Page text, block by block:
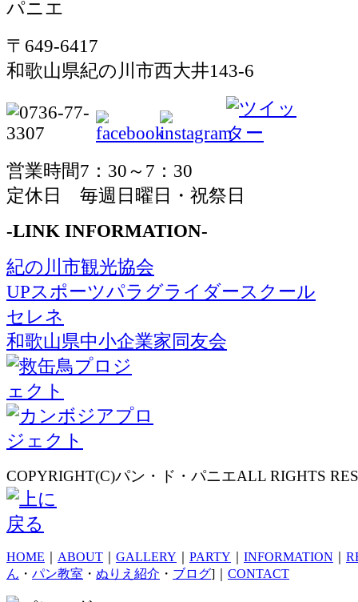
〒649-6417
和歌山県紀の川市西大井143-6
営業時間7：30～7：30
定休日 毎週日曜日・祝祭日
-LINK INFORMATION-
紀の川市観光協会
UPスポーツパラグライダースクール
セレネ
和歌山県中小企業家同友会
COPYRIGHT(C)パン・ド・パニエALL RIGHTS
HOME ABOUT GALLERY PARTY INFORMATION
ん ・ パン教室 ・ ぬりえ紹介 ・ ブログ]｜ CONTACT